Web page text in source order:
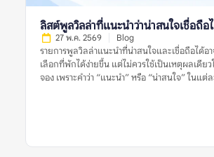
ลิสต์พูลวิลล่าที่แนะนำว่าน่าสนใจเชื่อถือ
27 พ.ค. 2569 Blog
รายการพูลวิลล่าแนะนำที่น่าสนใจและเชื่อถือได้อ
เลือกที่พักได้ง่ายขึ้น แต่ไม่ควรใช้เป็นเหตุผลเดีย
จอง เพราะคำว่า “แนะนำ” หรือ “น่าสนใจ” ในแต่
จากผู้เข้าพัก ข้อร้องเรียนซ้ำ กฎบ้าน ค่าใช้จ่ายเพิ่